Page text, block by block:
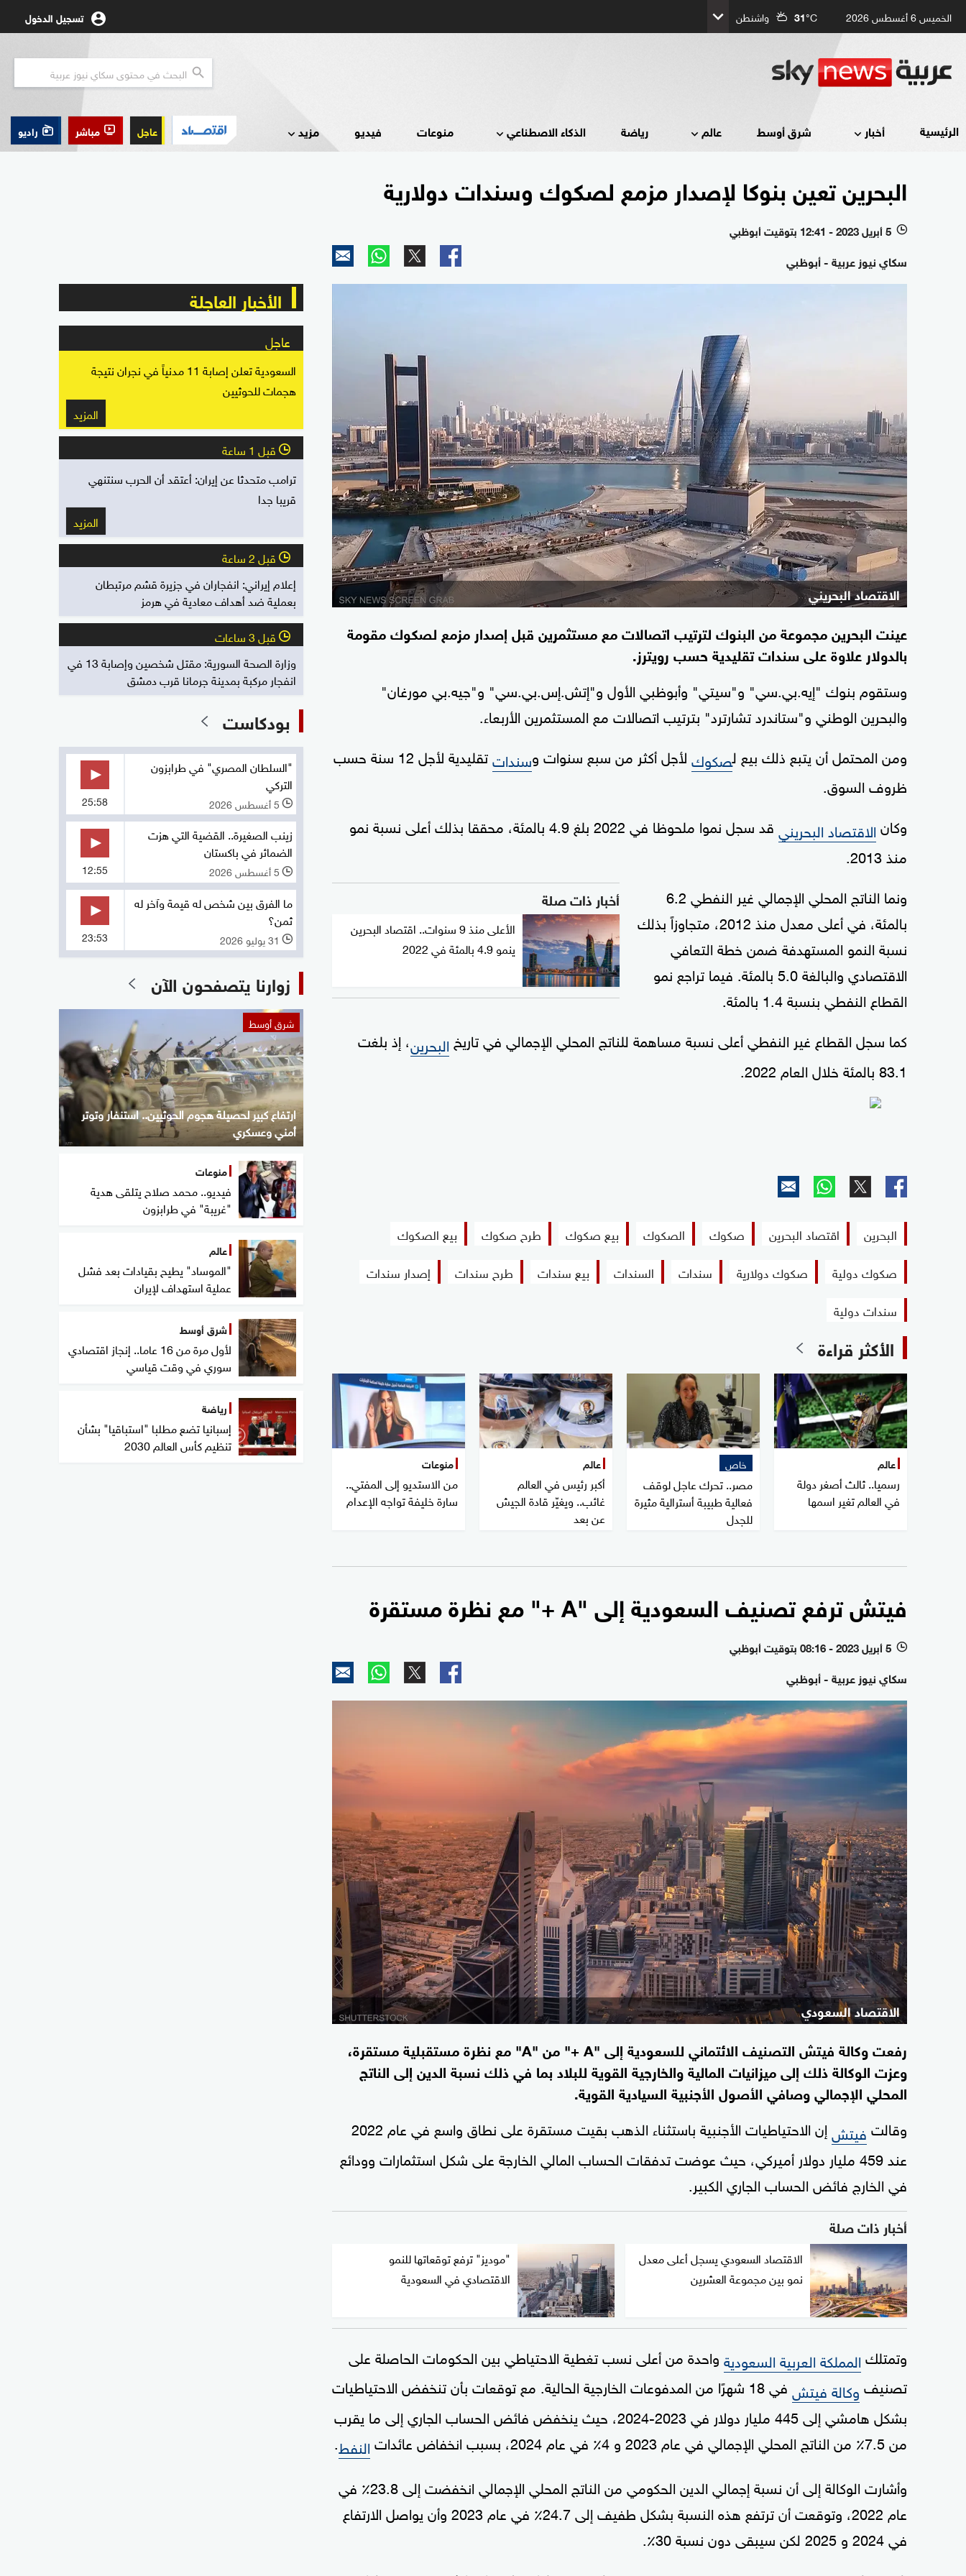
الخميس 6 أغسطس 2026 31°C واشنطن تسجيل الدخول
الرئيسية أخبار شرق أوسط عالم رياضة الذكاء الاصطناعي منوعات فيديو مزيد عاجل مباشر راديو
البحرين تعين بنوكا لإصدار مزمع لصكوك وسندات دولارية
l 5 أبريل 2023 - 12:41 بتوقيت أبوظبي
سكاي نيوز عربية - أبوظبي
الاقتصاد البحريني
عينت البحرين مجموعة من البنوك لترتيب اتصالات مع مستثمرين قبل إصدار مزمع لصكوك مقومة
بالدولار علاوة على سندات تقليدية حسب رويترز.
وستقوم بنوك "إيه.بي.سي" و"سيتي" وأبوظبي الأول و"إتش.إس.بي.سي" و"جيه.بي مورغان"
والبحرين الوطني و"ستاندرد تشارترد" بترتيب اتصالات مع المستثمرين الأربعاء.
ومن المحتمل أن يتبع ذلك بيع لصكوك لأجل أكثر من سبع سنوات وسندات
تقليدية لأجل 12 سنة حسب
ظروف السوق.
وكان الاقتصاد البحريني
قد سجل نموا ملحوظا في 2022 بلغ 4.9 بالمئة، محققا بذلك أعلى نسبة نمو
منذ 2013.
أخبار ذات صلة
الأعلى منذ 9 سنوات.. اقتصاد البحرين
ينمو 4.9 بالمئة في 2022
ونما الناتج المحلي الإجمالي غير النفطي 6.2
بالمئة، في أعلى معدل منذ 2012، متجاوزاً بذلك
نسبة النمو المستهدفة ضمن خطة التعافي
الاقتصادي والبالغة 5.0 بالمئة. فيما تراجع نمو
القطاع النفطي بنسبة 1.4 بالمئة.
كما سجل القطاع غير النفطي أعلى نسبة مساهمة للناتج المحلي الإجمالي في تاريخ البحرين، إذ بلغت
83.1 بالمئة خلال العام 2022.
البحرين اقتصاد البحرين صكوك الصكوك بيع صكوك طرح صكوك
بيع الصكوك
صكوك دولية
صكوك دولارية سندات السندات بيع سندات طرح سندات
إصدار سندات
سندات دولية
الأكثر قراءة
عالم
رسميا.. ثالث أصغر دولة
في العالم تغير اسمها
خاص
مصر.. تحرك عاجل لوقف
فعالية طبيبة أسترالية مثيرة
للجدل
عالم
أكبر رئيس في العالم
غائب.. ويغيّر قادة الجيش
عن بعد
منوعات
من الاستديو إلى المفتي..
سارة خليفة تواجه الإعدام
فيتش ترفع تصنيف السعودية إلى "A +" مع نظرة مستقرة
l 5 أبريل 2023 - 08:16 بتوقيت أبوظبي
سكاي نيوز عربية - أبوظبي
الاقتصاد السعودي
رفعت وكالة فيتش التصنيف الائتماني للسعودية إلى "A +" من "A" مع نظرة مستقبلية مستقرة،
وعزت الوكالة ذلك إلى ميزانيات المالية والخارجية القوية للبلاد بما في ذلك نسبة الدين إلى الناتج
المحلي الإجمالي وصافي الأصول الأجنبية السيادية القوية.
وقالت فيتش
إن الاحتياطيات الأجنبية باستثناء الذهب بقيت مستقرة على نطاق واسع في عام 2022
عند 459 مليار دولار أميركي، حيث عوضت تدفقات الحساب المالي الخارجة على شكل استثمارات وودائع
في الخارج فائض الحساب الجاري الكبير.
أخبار ذات صلة
الاقتصاد السعودي يسجل أعلى معدل
نمو بين مجموعة العشرين
"موديز" ترفع توقعاتها للنمو
الاقتصادي في السعودية
وتمتلك المملكة العربية السعودية واحدة من أعلى نسب تغطية الاحتياطي بين الحكومات الحاصلة على
تصنيف وكالة فيتش
في 18 شهرًا من المدفوعات الخارجية الحالية. مع توقعات بأن تنخفض الاحتياطيات
بشكل هامشي إلى 445 مليار دولار في 2023-2024، حيث ينخفض فائض الحساب الجاري إلى ما يقرب
من 7.5٪ من الناتج المحلي الإجمالي في عام 2023 و 4٪ في عام 2024، بسبب انخفاض عائدات
النفط.
وأشارت الوكالة إلى أن نسبة إجمالي الدين الحكومي من الناتج المحلي الإجمالي انخفضت إلى 23.8٪ في
عام 2022، وتوقعت أن ترتفع هذه النسبة بشكل طفيف إلى 24.7٪ في عام 2023 وأن يواصل الارتفاع
في 2024 و 2025 لكن سيبقى دون نسبة 30٪.
الأخبار العاجلة
عاجل
السعودية تعلن إصابة 11 مدنياً في نجران نتيجة
هجمات للحوثيين
المزيد
l قبل 1 ساعة
ترامب متحدثا عن إيران: أعتقد أن الحرب سنتنهي
قريبا جدا
المزيد
l قبل 2 ساعة
إعلام إيراني: انفجاران في جزيرة قشم مرتبطان
بعملية ضد أهداف معادية في هرمز
l قبل 3 ساعات
وزارة الصحة السورية: مقتل شخصين وإصابة 13 في
انفجار مركبة بمدينة جرمانا قرب دمشق
بودكاست
"السلطان المصري" في طرابزون
التركي
l 5 أغسطس 2026 25:58
زينب الصغيرة.. القضية التي هزت
الضمائر في باكستان
l 5 أغسطس 2026 12:55
ما الفرق بين شخص له قيمة وآخر له
ثمن؟
l 31 يوليو 2026 23:53
زوارنا يتصفحون الآن
شرق أوسط
ارتفاع كبير لحصيلة هجوم الحوثيين.. استنفار وتوتر
أمني وعسكري
منوعات
فيديو.. محمد صلاح يتلقى هدية
"غريبة" في طرابزون
عالم
"الموساد" يطيح بقيادات بعد فشل
عملية استهداف لإيران
شرق أوسط
لأول مرة من 16 عاما.. إنجاز اقتصادي
سوري في وقت قياسي
رياضة
إسبانيا تضع مطلبا "استباقيا" بشأن
تنظيم كأس العالم 2030